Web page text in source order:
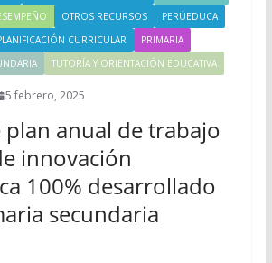
OTROS RECURSOS
PERÚEDUCA
CURRICULAR
PRIMARIA
TUTORÍA Y ORIENTACIÓN EDUCATIVA
5 febrero, 2025
plan anual de trabajo
innovación
100% desarrollado
secundaria